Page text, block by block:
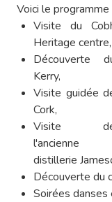
Voici le
Visite du
Heritage centre,
Découverte
Kerry,
Visite guidée
Cork,
Visite
l'ancienne
distillerie
Découverte du
Soirées danses